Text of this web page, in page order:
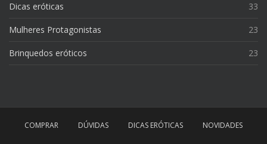
Dicas eróticas 33
Mulheres Protagonistas 23
Brinquedos eróticos 23
COMPRAR DÚVIDAS DICAS ERÓTICAS NOVIDADES